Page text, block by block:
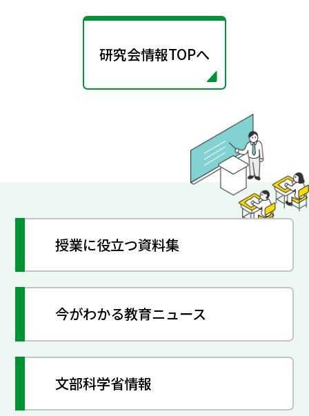
研究会情報TOPへ
授業に役立つ資料集
今がわかる教育ニュース
文部科学省情報